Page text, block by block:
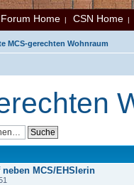
Forum Home | CSN Home
MCS-gerechten Wohnraum
MCS/EHSlerin